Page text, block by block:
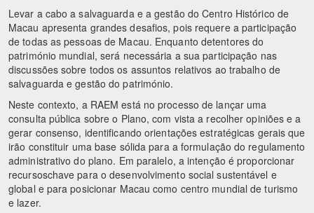
Levar a cabo a salvaguarda e a gestão do Centro Histórico de
Macau apresenta grandes desafios, pois requere a participação
de todas as pessoas de Macau. Enquanto detentores do
património mundial, será necessária a sua participação nas
discussões sobre todos os assuntos relativos ao trabalho de
salvaguarda e gestão do património.
Neste contexto, a RAEM está no processo de lançar uma
consulta pública sobre o Plano, com vista a recolher opiniões e a
gerar consenso, identificando orientações estratégicas gerais que
irão constituir uma base sólida para a formulação do regulamento
administrativo do plano. Em paralelo, a intenção é proporcionar
recursoschave para o desenvolvimento social sustentável e
global e para posicionar Macau como centro mundial de turismo
e lazer.